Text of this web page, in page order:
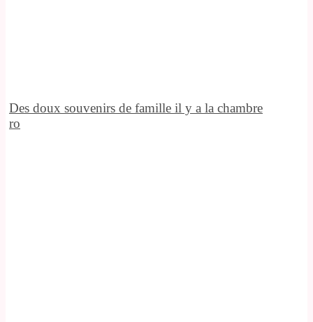
Des doux souvenirs de famille il y a la chambre
ro